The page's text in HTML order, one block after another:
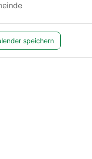
speichern